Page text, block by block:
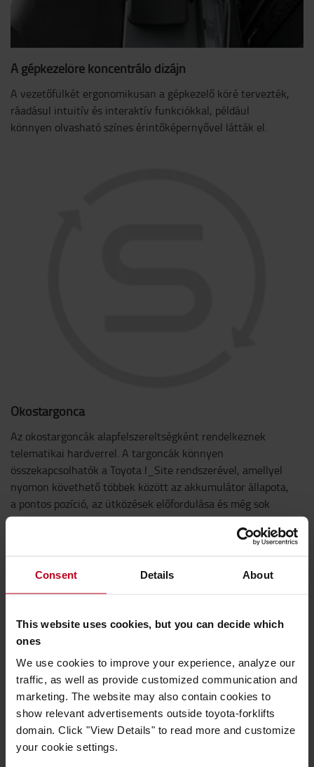
Consent Details About
This website uses cookies, but you can decide which
ones
We use cookies to improve your experience, analyze our
traffic, as well as provide customized communication and
marketing. The website may also contain cookies to
show relevant advertisements outside toyota-forklifts
domain. Click "View Details" to read more and customize
your cookie settings.
A gépkezelőre koncentráló dizájn
A vezetőfülkét ergonomikusan a gépkezelő köré tervezték,
ráadásul intuitív és interaktív funkciókkal, például
könnyen olvasható színes érintőképernyővel látták el.
Okostargonca
Az okostargoncák alapfelszereltségként rendelkeznek
telematikai hardverrel. A targoncák könnyen
összekapcsolhatók a Toyota I_Site rendszerével, amellyel
nyomon követhető többek között az akkumulátor állapota,
a pontos pozíció, az ütközések előfordulása és még sok
minden más.